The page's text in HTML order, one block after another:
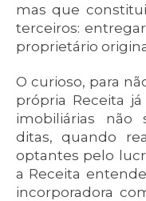
mas que
terceiros:
proprietário
O curioso, para
própria Receita
imobiliárias não
ditas, quando
optantes pelo
a Receita
incorporadora